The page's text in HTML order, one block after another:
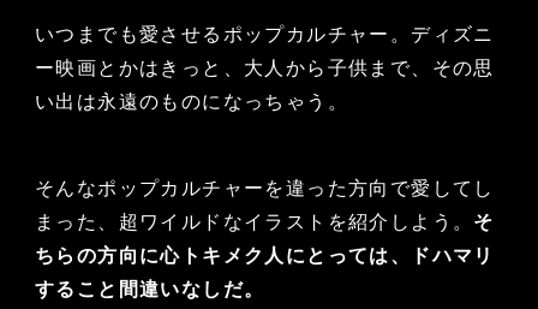
いつまでも愛させるポップカルチャー。ディズニ
ー映画とかはきっと、大人から子供まで、その思
い出は永遠のものになっちゃう。
そんなポップカルチャーを違った方向で愛してし
まった、超ワイルドなイラストを紹介しよう。 そ
ちらの方向に心トキメク人にとっては、ドハマリ
すること間違いなしだ。